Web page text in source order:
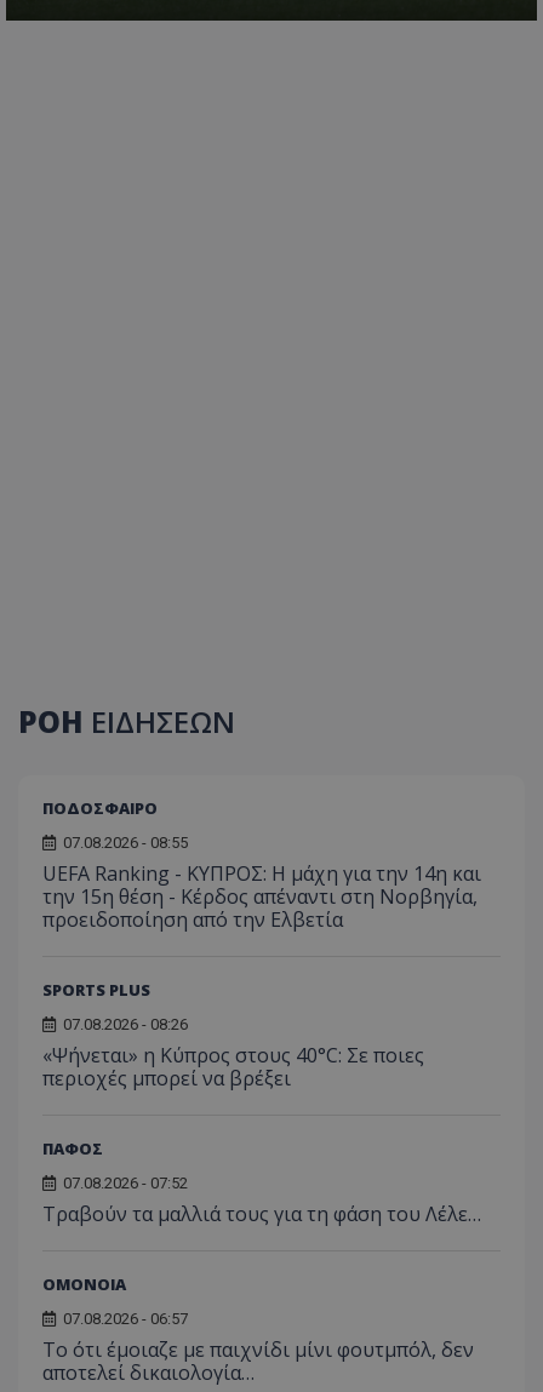
ΡΟΗ ΕΙΔΗΣΕΩΝ
ΠΟΔΟΣΦΑΙΡΟ
07.08.2026 - 08:55
UEFA Ranking - ΚΥΠΡΟΣ: Η μάχη για την 14η και
την 15η θέση - Κέρδος απέναντι στη Νορβηγία,
προειδοποίηση από την Ελβετία
SPORTS PLUS
07.08.2026 - 08:26
«Ψήνεται» η Κύπρος στους 40°C: Σε ποιες
περιοχές μπορεί να βρέξει
ΠΑΦΟΣ
07.08.2026 - 07:52
Τραβούν τα μαλλιά τους για τη φάση του Λέλε…
ΟΜΟΝΟΙΑ
07.08.2026 - 06:57
Το ότι έμοιαζε με παιχνίδι μίνι φουτμπόλ, δεν
αποτελεί δικαιολογία…